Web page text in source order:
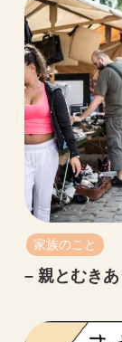
家族のこと
– 親とむき